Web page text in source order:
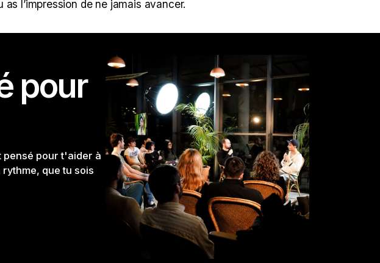
l’impression de ne jamais avancer.
pour
pensé pour t'aider à
que tu sois